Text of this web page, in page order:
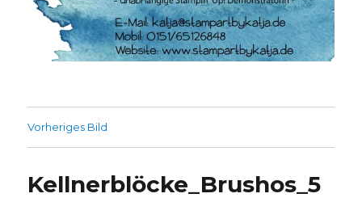
Vorheriges Bild
Kellnerblöcke_Brushos_5